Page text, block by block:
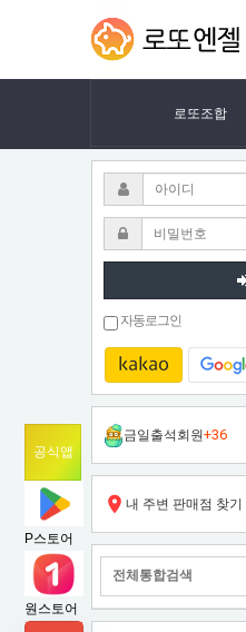
로또조합
자동로그인
금일출석회원+36
내 주변 판매점 찾기
공식앱
P스토어
원스토어